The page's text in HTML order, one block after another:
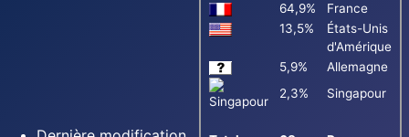
64,9%
France
13,5%
États-Unis
d'Amérique
5,9%
Allemagne
2,3%
Singapour